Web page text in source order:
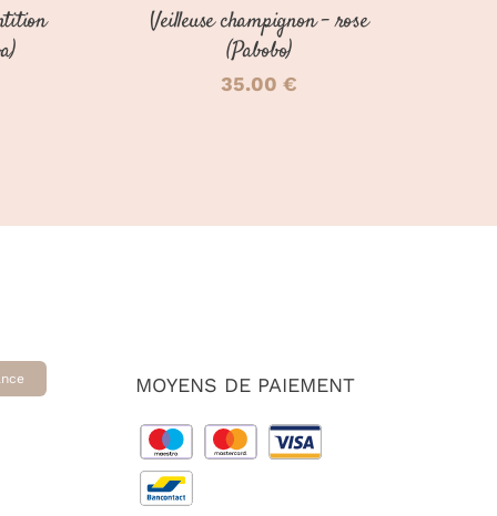
Veilleuse champignon – rose
(Pabobo)
35.00 €
MOYENS DE PAIEMENT